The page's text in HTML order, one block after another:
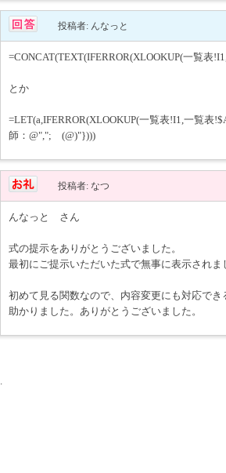
投稿者: んなっと
=CONCAT(TEXT(IFERROR(XLOOKUP(一覧
とか
=LET(a,IFERROR(XLOOKUP(一覧表!I1,一覧表
師：@","; (@)"})))
投稿者: なつ
んなっと さん
式の提示をありがとうございました。
最初にご提示いただいた式で無事に表示されま
初めて見る関数なので、内容変更にも対応でき
助かりました。ありがとうございました。